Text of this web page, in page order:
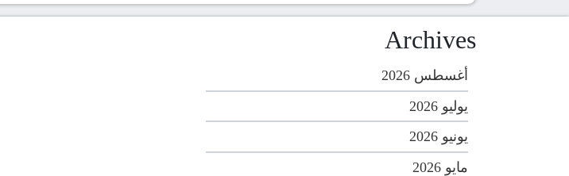
Archives
أغسطس 2026
يوليو 2026
يونيو 2026
مايو 2026